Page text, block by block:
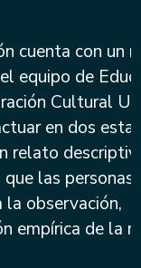
cuenta con un
equipo de
Cultural
en dos
relato
las personas
observación,
empírica de la